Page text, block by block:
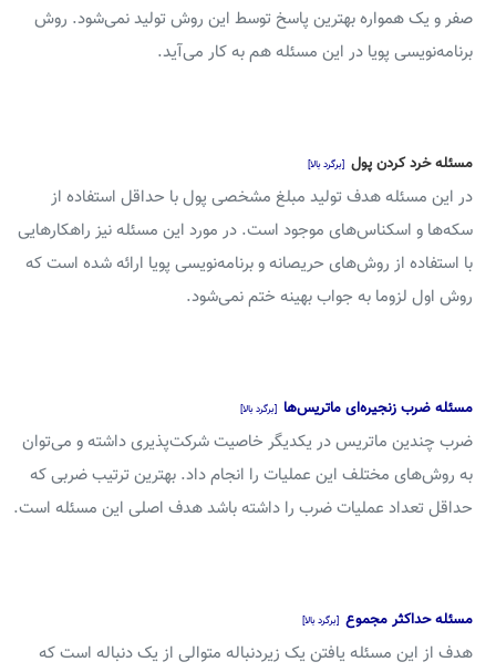
صفر و یک همواره بهترین پاسخ توسط این روش تولید نمی‌شود. روش
برنامه‌نویسی پویا در این مسئله هم به کار می‌آید.
مسئله خرد کردن پول [برگرد بالا]
در این مسئله هدف تولید مبلغ مشخصی پول با حداقل استفاده از
سکه‌ها و اسکناس‌های موجود است. در مورد این مسئله نیز راهکارهایی
با استفاده از روش‌های حریصانه و برنامه‌نویسی پویا ارائه شده است که
روش اول لزوما به جواب بهینه ختم نمی‌شود.
مسئله ضرب زنجیره‌ای ماتریس‌ها [برگرد بالا]
ضرب چندین ماتریس در یکدیگر خاصیت شرکت‌پذیری داشته و می‌توان
به روش‌های مختلف این عملیات را انجام داد. بهترین ترتیب ضربی که
حداقل تعداد عملیات ضرب را داشته باشد هدف اصلی این مسئله است.
مسئله حداکثر مجموع [برگرد بالا]
هدف از این مسئله یافتن یک زیردنباله متوالی از یک دنباله است که